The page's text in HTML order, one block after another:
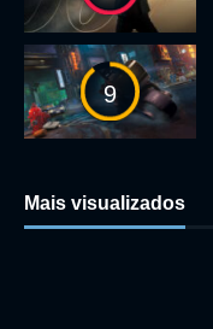
9
Mais visualizados